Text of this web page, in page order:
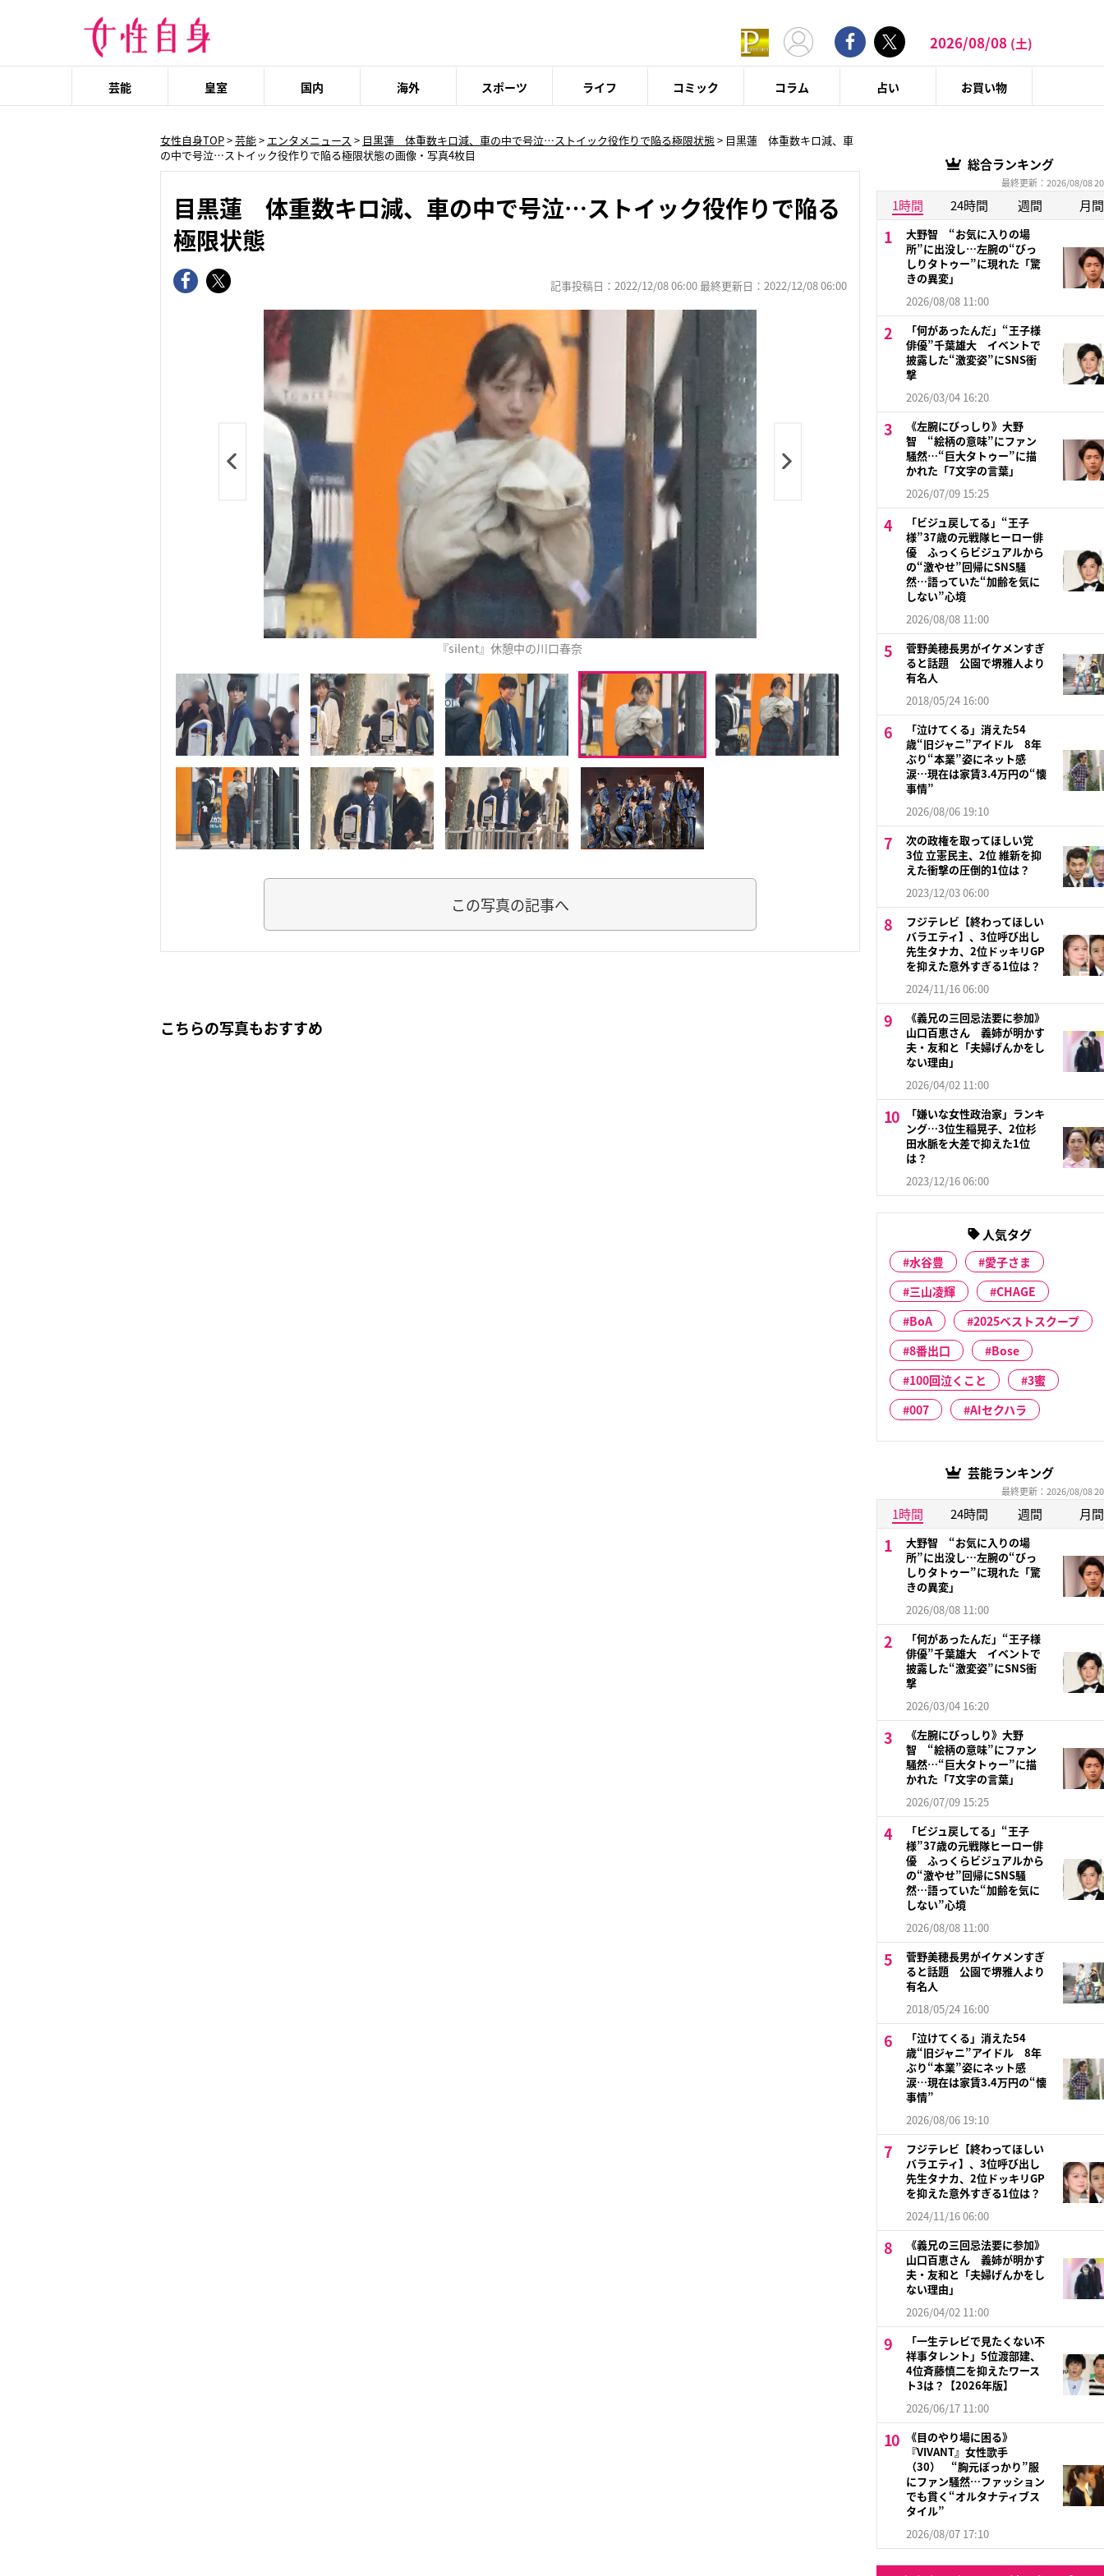
2026/08/08 (土)
芸能 皇室 国内 海外 スポーツ ライフ コミック コラム 占い お買い物
女性自身TOP>芸能> エンタメニュース > 目黒蓮 体重数キロ減、車の中で号泣…ストイック役作りで陥る極限状態> 目黒蓮 体重数キロ減、車
の中で号泣…ストイック役作りで陥る極限状態の画像・写真4枚目
目黒蓮 体重数キロ減、車の中で号泣…ストイック役作りで陥る
極限状態
記事投稿日：2022/12/08 06:00 最終更新日：2022/12/08 06:00
『silent』休憩中の川口春奈
この写真の記事へ
こちらの写真もおすすめ
総合ランキング
最終更新：2026/08/08
1時間 24時間 週間 月間
大野智 “お気に入りの場
所”に出没し…左腕の“びっ
しりタトゥー”に現れた「驚
きの異変」
2026/08/08 11:00
「何があったんだ」“王子様
俳優”千葉雄大 イベントで
披露した“激変姿”にSNS衝
撃
2026/03/04 16:20
《左腕にびっしり》大野
智 “絵柄の意味”にファン
騒然…“巨大タトゥー”に描
かれた「7文字の言葉」
2026/07/09 15:25
「ビジュ戻してる」“王子
様”37歳の元戦隊ヒーロー俳
優 ふっくらビジュアルから
の“激やせ”回帰にSNS騒
然…語っていた“加齢を気に
しない”心境
2026/08/08 11:00
菅野美穂長男がイケメンすぎ
ると話題 公園で堺雅人より
有名人
2018/05/24 16:00
「泣けてくる」消えた54
歳“旧ジャニ”アイドル 8年
ぶり“本業”姿にネット感
涙…現在は家賃3.4万円の“懐
事情”
2026/08/06 19:10
次の政権を取ってほしい党
3位 立憲民主、2位 維新を抑
えた衝撃の圧倒的1位は？
2023/12/03 06:00
フジテレビ【終わってほしい
バラエティ】、3位呼び出し
先生タナカ、2位ドッキリGP
を抑えた意外すぎる1位は？
2024/11/16 06:00
《義兄の三回忌法要に参加》
山口百恵さん 義姉が明かす
夫・友和と「夫婦げんかをし
ない理由」
2026/04/02 11:00
「嫌いな女性政治家」ランキ
ング…3位生稲晃子、2位杉
田水脈を大差で抑えた1位
は？
2023/12/16 06:00
人気タグ
水谷豊
愛子さま
三山凌輝
CHAGE
BoA
2025ベストスクープ
8番出口
Bose
100回泣くこと
3蜜
007
AIセクハラ
芸能ランキング
最終更新：2026/08/08
1時間 24時間 週間 月間
大野智 “お気に入りの場
所”に出没し…左腕の“びっ
しりタトゥー”に現れた「驚
きの異変」
2026/08/08 11:00
「何があったんだ」“王子様
俳優”千葉雄大 イベントで
披露した“激変姿”にSNS衝
撃
2026/03/04 16:20
《左腕にびっしり》大野
智 “絵柄の意味”にファン
騒然…“巨大タトゥー”に描
かれた「7文字の言葉」
2026/07/09 15:25
「ビジュ戻してる」“王子
様”37歳の元戦隊ヒーロー俳
優 ふっくらビジュアルから
の“激やせ”回帰にSNS騒
然…語っていた“加齢を気に
しない”心境
2026/08/08 11:00
菅野美穂長男がイケメンすぎ
ると話題 公園で堺雅人より
有名人
2018/05/24 16:00
「泣けてくる」消えた54
歳“旧ジャニ”アイドル 8年
ぶり“本業”姿にネット感
涙…現在は家賃3.4万円の“懐
事情”
2026/08/06 19:10
フジテレビ【終わってほしい
バラエティ】、3位呼び出し
先生タナカ、2位ドッキリGP
を抑えた意外すぎる1位は？
2024/11/16 06:00
《義兄の三回忌法要に参加》
山口百恵さん 義姉が明かす
夫・友和と「夫婦げんかをし
ない理由」
2026/04/02 11:00
「一生テレビで見たくない不
祥事タレント」5位渡部建、
4位斉藤慎二を抑えたワース
ト3は？【2026年版】
2026/06/17 11:00
《目のやり場に困る》
『VIVANT』女性歌手
（30） “胸元ぽっかり”服
にファン騒然…ファッション
でも貫く“オルタナティブス
タイル”
2026/08/07 17:10